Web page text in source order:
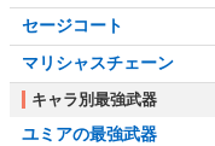
セージコート
マリシャスチェーン
キャラ別最強武器
ユミアの最強武器